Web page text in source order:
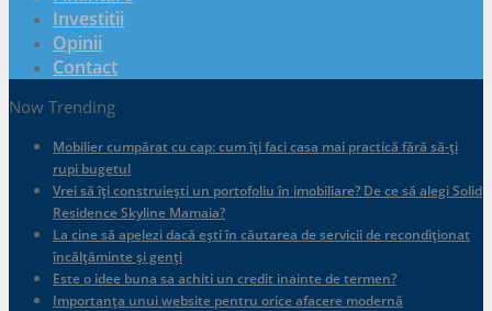
Investitii
Opinii
Contact
Now Trending
Mobilier cumpărat cu cap: cum îți faci casa mai practică fără să-ți
rupi bugetul
Vrei să îți construiești un portofoliu în imobiliare? De ce să alegi Solid
Residence Skyline Mamaia?
La cine să apelezi dacă ești în căutarea de servicii de recondiționat
încălțăminte și genți
Este o idee buna sa achiti un credit inainte de termen?
Importanța unui website pentru orice afacere modernă